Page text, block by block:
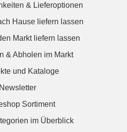
& Lieferoptionen
Hause liefern lassen
Markt liefern lassen
& Abholen im Markt
und Kataloge
Newsletter
Sortiment
im Überblick